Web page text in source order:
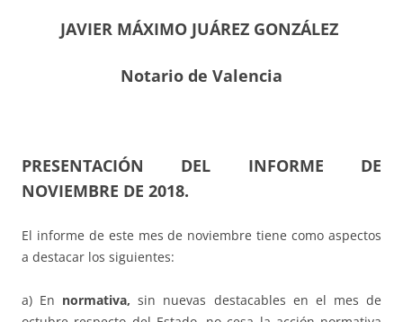
JAVIER MÁXIMO JUÁREZ GONZÁLEZ
Notario de Valencia
PRESENTACIÓN DEL INFORME DE
NOVIEMBRE DE 2018.
El informe de este mes de noviembre tiene como aspectos
a destacar los siguientes:
a) En normativa, sin nuevas destacables en el mes de